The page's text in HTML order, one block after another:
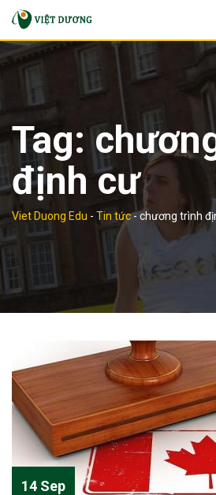
Skip
content
Tag:
định cư
Viet Duong Edu - Tin tức- chương trình
14 Sep